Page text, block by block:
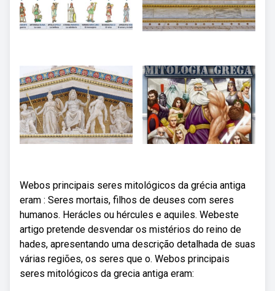
Webos principais seres mitológicos da grécia antiga
eram : Seres mortais, filhos de deuses com seres
humanos. Herácles ou hércules e aquiles. Webeste
artigo pretende desvendar os mistérios do reino de
hades, apresentando uma descrição detalhada de suas
várias regiões, os seres que o. Webos principais
seres mitológicos da grecia antiga eram: